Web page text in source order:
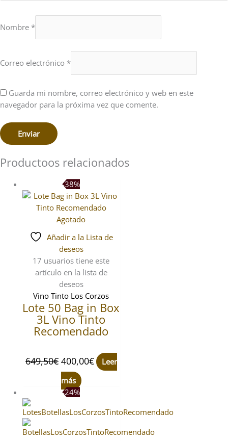
Nombre *
Correo electrónico *
Guarda mi nombre, correo electrónico y web en este
navegador para la próxima vez que comente.
Productoos relacionados
-38%
Agotado
Añadir a la Lista de
deseos
17 usuarios tiene este
artículo en la lista de
deseos
Vino Tinto Los Corzos
Lote 50 Bag in Box
3L Vino Tinto
Recomendado
649,50€ 400,00€
Leer
más
-24%